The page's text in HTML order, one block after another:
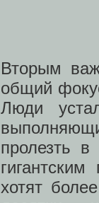
Вторым
общий
Люди
пролезть
хотят